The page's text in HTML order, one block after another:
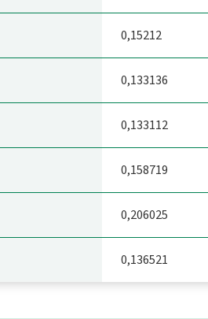
0,15212
0,133136
0,133112
0,158719
0,206025
0,136521